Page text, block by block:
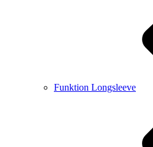
Funktion Longsleeve